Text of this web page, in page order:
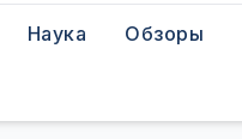
Наука Обзоры